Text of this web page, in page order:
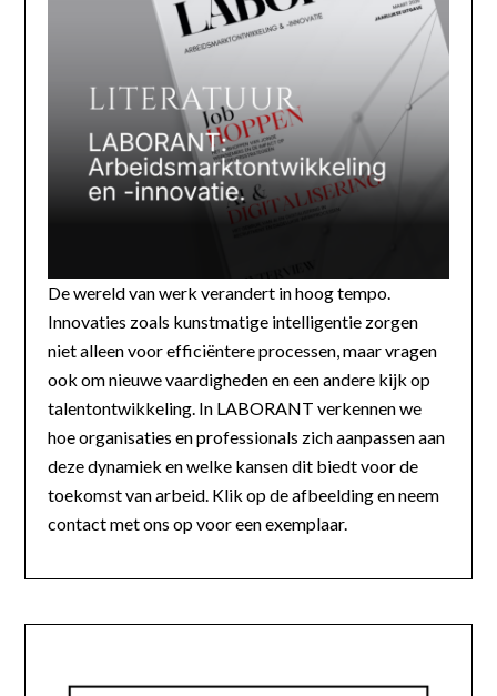
De wereld van werk verandert in hoog tempo.
Innovaties zoals kunstmatige intelligentie zorgen
niet alleen voor efficiëntere processen, maar vragen
ook om nieuwe vaardigheden en een andere kijk op
talentontwikkeling. In LABORANT verkennen we
hoe organisaties en professionals zich aanpassen aan
deze dynamiek en welke kansen dit biedt voor de
toekomst van arbeid. Klik op de afbeelding en neem
contact met ons op voor een exemplaar.